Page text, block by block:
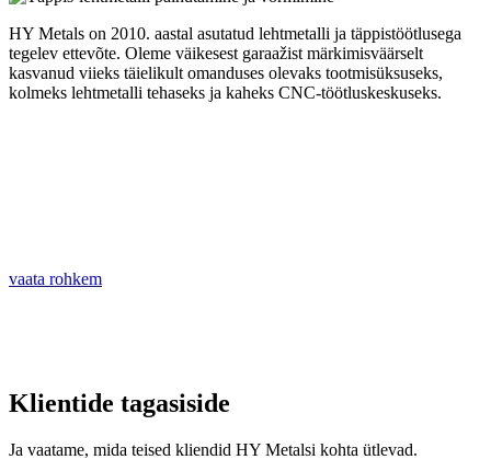
HY Metals on 2010. aastal asutatud lehtmetalli ja täppistöötlusega
tegelev ettevõte. Oleme väikesest garaažist märkimisväärselt
kasvanud viieks täielikult omanduses olevaks tootmisüksuseks,
kolmeks lehtmetalli tehaseks ja kaheks CNC-töötluskeskuseks.
vaata rohkem
Klientide tagasiside
Ja vaatame, mida teised kliendid HY Metalsi kohta ütlevad.